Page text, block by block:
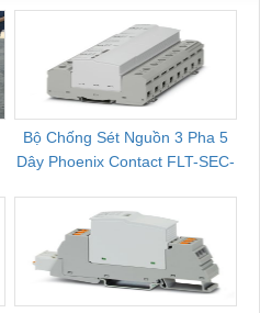
Bộ Chống Sét Nguồn 3 Pha 5
Dây Phoenix Contact FLT-SEC-